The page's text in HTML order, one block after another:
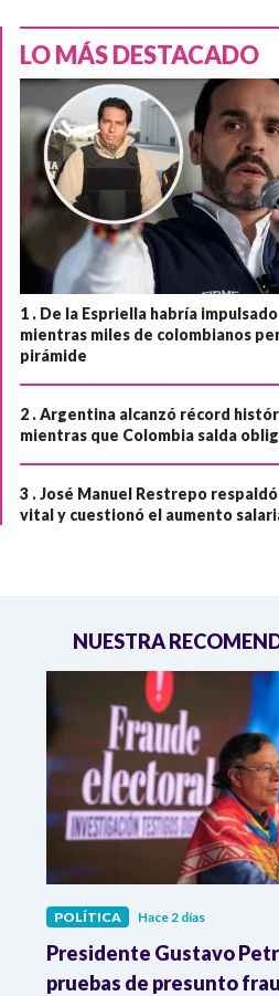
LO MÁS DESTACADO
1 . De la Espriella habría
mientras miles de colombianos
pirámide
2 .Argentina alcanzó récord
mientras que Colombia salda
3 .José Manuel Restrepo
vital y cuestionó el aumento
NUESTRA
POLÍTICA Hace 2 días
Presidente Gustavo
pruebas de presunto